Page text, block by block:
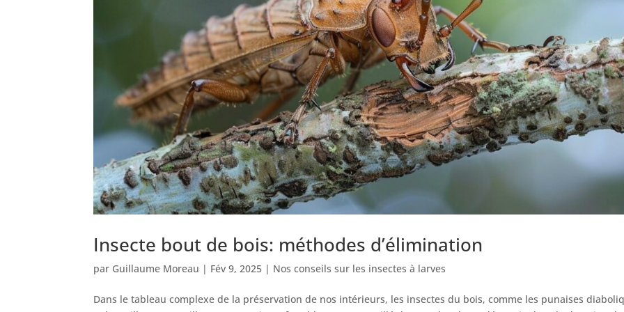
Insecte bout de bois: méthodes d’élimination
par Guillaume Moreau | Fév 9, 2025 | Nos conseils sur les insectes à larves
Dans le tableau complexe de la préservation de nos intérieurs, les insectes du bois, comme les punaises